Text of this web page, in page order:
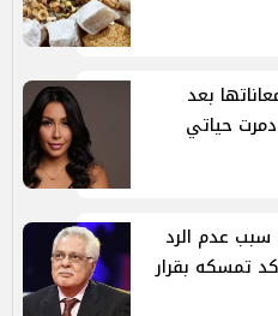
بعد
دمرت حياتي
عدم الرد
تمسكه بقرار